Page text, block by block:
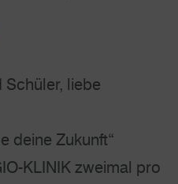
Schüler, liebe
deine Zukunft“
KLINIK zweimal pro